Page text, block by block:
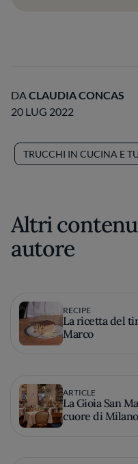
DA CLAUDIA CONCAS
20 LUG 2022
TRUCCHI IN CUCINA E
Altri
autore
RECIPE
La ricetta del
Marco
ARTICLE
La Gioia San
cuore di Milano